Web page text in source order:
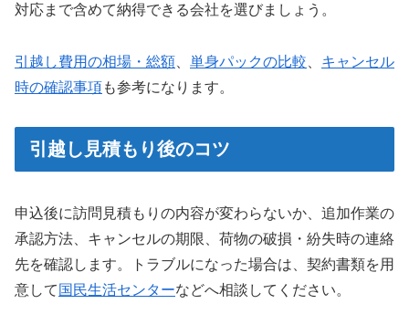
対応まで含めて納得できる会社を選びましょう。
引越し費用の相場・総額 単身パックの比較
キャンセル
時の確認事項も参考になります。
引越し見積もり後のコツ
申込後に訪問見積もりの内容が変わらないか、追加作業の
承認方法、キャンセルの期限、荷物の破損・紛失時の連絡
先を確認します。トラブルになった場合は、契約書類を用
意して 国民生活センターなどへ相談してください。